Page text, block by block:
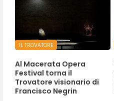
IL TROVATORE
Al Macerata Opera
Festival torna il
Trovatore visionario di
Francisco Negrin